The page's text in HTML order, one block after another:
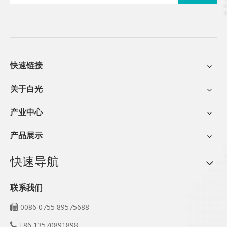
快速链接
关于白光
产业中心
产品展示
快速导航
联系我们
 0086 0755 89575688
